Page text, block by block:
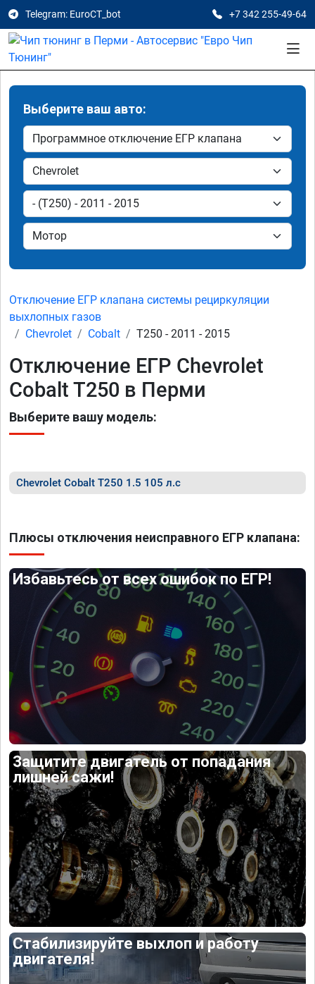
Telegram: EuroCT_bot +7 342 255-49-64
Выберите ваш авто:
Отключение ЕГР клапана системы рециркуляции
выхлопных газов
Chevrolet
Cobalt T250 - 2011 - 2015
Отключение ЕГР Chevrolet
Cobalt T250 в Перми
Выберите вашу модель:
Chevrolet Cobalt T250 1.5 105 л.с
Плюсы отключения неисправного ЕГР клапана:
Избавьтесь от всех ошибок по ЕГР!
Защитите двигатель от попадания
лишней сажи!
Стабилизируйте выхлоп и работу
двигателя!